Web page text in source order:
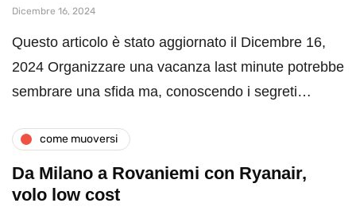
Dicembre 16, 2024
Questo articolo è stato aggiornato il Dicembre 16,
2024 Organizzare una vacanza last minute potrebbe
sembrare una sfida ma, conoscendo i segreti…
come muoversi
Da Milano a Rovaniemi con Ryanair,
volo low cost